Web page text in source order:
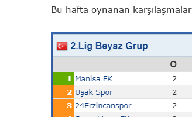
Bu hafta oynanan